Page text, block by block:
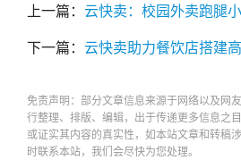
上一篇： 云快卖：校园外卖跑腿
下一篇： 云快卖助力餐饮店搭建
免责声明：部分文章信息来源于网络以及网
行整理、排版、编辑，出于传递更多信息之
或证实其内容的真实性，如本站文章和转稿
时联系本站，我们会尽快为您处理。